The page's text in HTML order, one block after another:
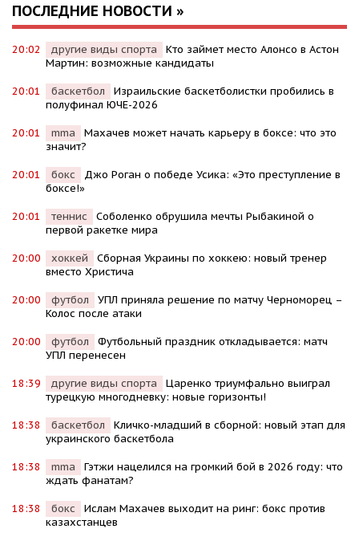
ПОСЛЕДНИЕ НОВОСТИ »
20:02 другие виды спорта
Кто займет место Алонсо в Астон
Мартин: возможные кандидаты
20:01 баскетбол
Израильские баскетболистки пробились в
полуфинал ЮЧЕ-2026
20:01 mma
Махачев может начать карьеру в боксе: что это
значит?
20:01 бокс
Джо Роган о победе Усика: «Это преступление в
боксе!»
20:01 теннис
Соболенко обрушила мечты Рыбакиной о
первой ракетке мира
20:00 хоккей
Сборная Украины по хоккею: новый тренер
вместо Христича
20:00 футбол
УПЛ приняла решение по матчу Черноморец –
Колос после атаки
20:00 футбол
Футбольный праздник откладывается: матч
УПЛ перенесен
18:39 другие виды спорта
Царенко триумфально выиграл
турецкую многодневку: новые горизонты!
18:38 баскетбол
Кличко-младший в сборной: новый этап для
украинского баскетбола
18:38 mma
Гэтжи нацелился на громкий бой в 2026 году: что
ждать фанатам?
18:38 бокс
Ислам Махачев выходит на ринг: бокс против
казахстанцев